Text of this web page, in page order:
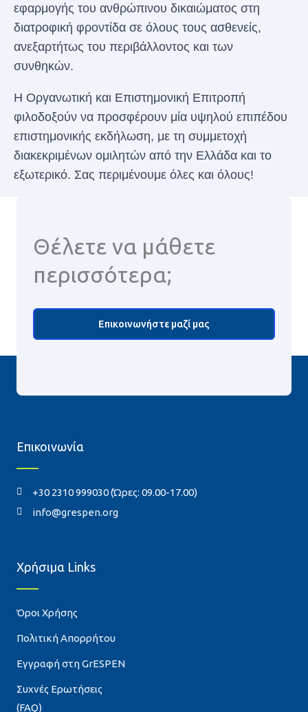
εφαρμογής του ανθρώπινου δικαιώματος στη
διατροφική φροντίδα σε όλους τους ασθενείς,
ανεξαρτήτως του περιβάλλοντος και των
συνθηκών.
Η Οργανωτική και Επιστημονική Επιτροπή
φιλοδοξούν να προσφέρουν μία υψηλού επιπέδου
επιστημονικής εκδήλωση, με τη συμμετοχή
διακεκριμένων ομιλητών από την Ελλάδα και το
εξωτερικό. Σας περιμένουμε όλες και όλους!
Θέλετε να μάθετε
περισσότερα;
Επικοινωνήστε μαζί μας
Χρήσιμα Links
Όροι Χρήσης
Πολιτική Απορρήτου
Εγγραφή στη GrESPEN
Συχνές Ερωτήσεις
(FAQ)
Επικοινωνία
+30 2310 999030 (Ώρες: 09.00-17.00)
info@grespen.org